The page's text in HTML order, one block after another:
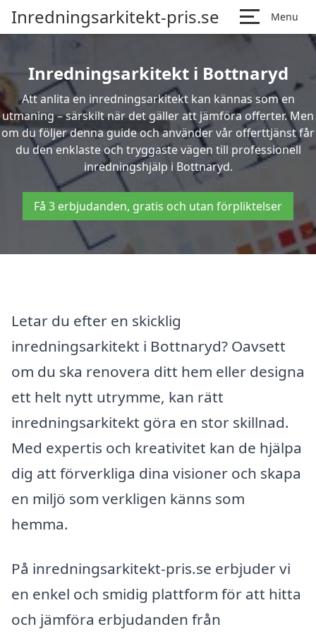
Inredningsarkitekt-pris.se Menu
Inredningsarkitekt i Bottnaryd
Att anlita en inredningsarkitekt kan kännas som en
utmaning – särskilt när det gäller att jämföra offerter. Men
om du följer denna guide och använder vår offerttjänst får
du den enklaste och tryggaste vägen till professionell
inredningshjälp i Bottnaryd.
Få 3 erbjudanden, gratis och utan förpliktelser
Letar du efter en skicklig
inredningsarkitekt i Bottnaryd? Oavsett
om du ska renovera ditt hem eller designa
ett helt nytt utrymme, kan rätt
inredningsarkitekt göra en stor skillnad.
Med expertis och kreativitet kan de hjälpa
dig att förverkliga dina visioner och skapa
en miljö som verkligen känns som
hemma.
På inredningsarkitekt-pris.se erbjuder vi
en enkel och smidig plattform för att hitta
och jämföra erbjudanden från